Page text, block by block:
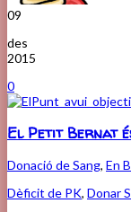
09
des
2015
0
El Petit Bernat
Donació de Sang, En
Dèficit de PK, Donar